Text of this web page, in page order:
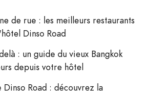
de rue : les meilleurs restaurants
Dinso Road
: un guide du vieux Bangkok
depuis votre hôtel
Dinso Road : découvrez la